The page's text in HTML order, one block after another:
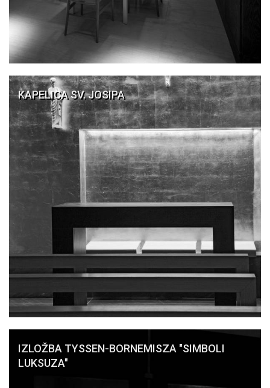
KAPELICA SV. JOSIPA
IZLOŽBA TYSSEN-BORNEMISZA "SIMBOLI
LUKSUZA"